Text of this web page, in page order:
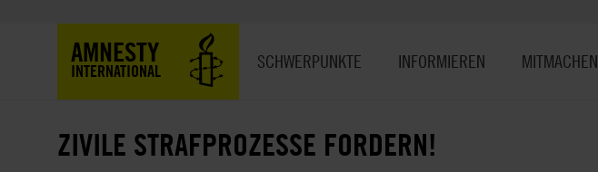
AMNESTY
INTERNATIONAL SCHWERPUNKTE INFORMIEREN MITMACHEN
ZIVILE STRAFPROZESSE FORDERN!